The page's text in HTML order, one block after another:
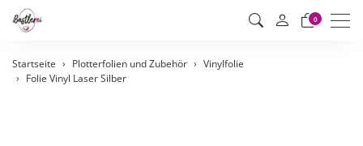
0
Startseite Plotterfolien und Zubehör
Vinylfolie
Folie Vinyl Laser Silber